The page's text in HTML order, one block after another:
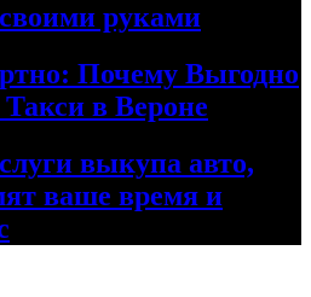
руками
Почему Выгодно
Такси в Вероне
выкупа авто,
ваше время и